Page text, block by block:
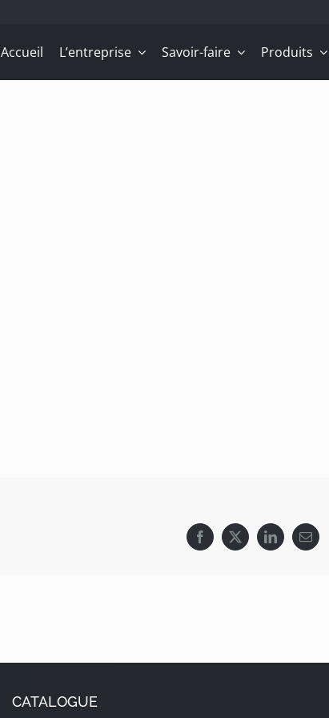
Accueil L’entreprise Savoir-faire Produits
Facebook
X LinkedInEmail
CATALOGUE